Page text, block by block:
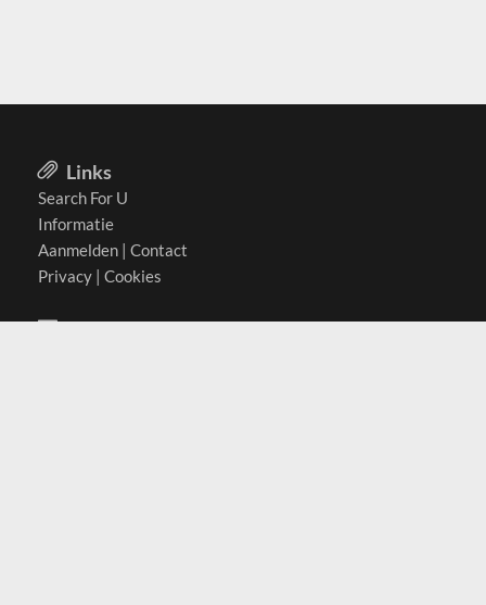
Links
Search For U
Informatie
Aanmelden | Contact
Privacy | Cookies
Actief in